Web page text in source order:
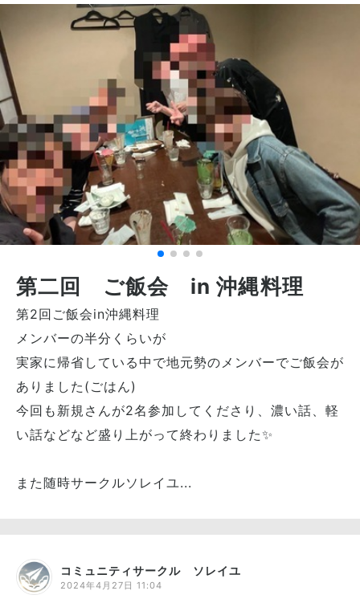
第二回 ご飯会 in 沖縄料理
第2回ご飯会in沖縄料理
メンバーの半分くらいが
実家に帰省している中で地元勢のメンバーでご飯会が
ありました(ごはん)
今回も新規さんが2名参加してくださり、濃い話、軽
い話などなど盛り上がって終わりました✨
また随時サークルソレイユ...
コミュニティサークル ソレイユ
2024年4月27日 11:04